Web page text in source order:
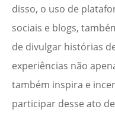
disso, o uso de
sociais e blogs,
de divulgar histórias
experiências não
também inspira e
participar desse ato